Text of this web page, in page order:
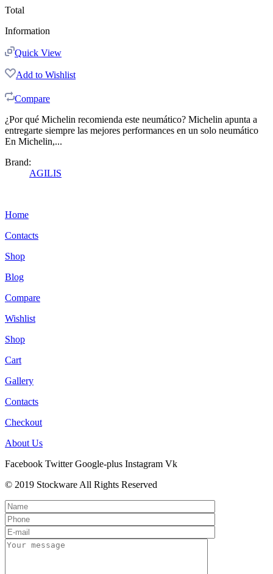
Total
Information
Quick View
Add to Wishlist
Compare
¿Por qué Michelin recomienda este neumático? Michelin apunta a
entregarte siempre las mejores performances en un solo neumático
En Michelin,...
Brand:
AGILIS
Home
Contacts
Shop
Blog
Compare
Wishlist
Shop
Cart
Gallery
Contacts
Checkout
About Us
Facebook Twitter Google-plus Instagram Vk
© 2019 Stockware All Rights Reserved